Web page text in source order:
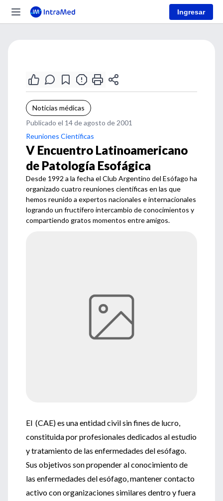
Ingresar
Noticias médicas
Publicado el 14 de agosto de 2001
Reuniones Científicas
V Encuentro Latinoamericano
de Patología Esofágica
Desde 1992 a la fecha el Club Argentino del Esófago ha
organizado cuatro reuniones científicas en las que
hemos reunido a expertos nacionales e internacionales
logrando un fructífero intercambio de conocimientos y
compartiendo gratos momentos entre amigos.
El (CAE) es una entidad civil sin fines de lucro,
constituida por profesionales dedicados al estudio
y tratamiento de las enfermedades del esófago.
Sus objetivos son propender al conocimiento de
las enfermedades del esófago, mantener contacto
activo con organizaciones similares dentro y fuera